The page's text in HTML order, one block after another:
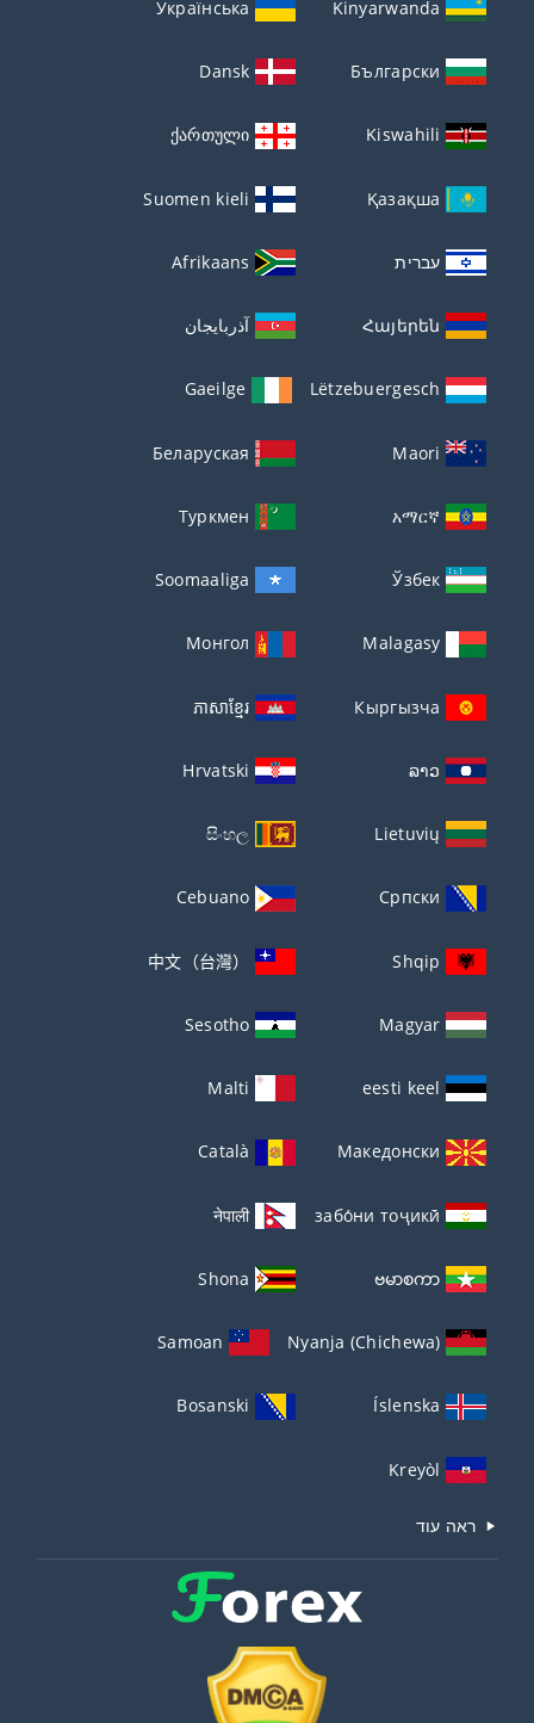
Kinyarwanda
Українська
Български
Dansk
Kiswahili
ქართული
Қазақша
Suomen kieli
עברית Afrikaans
Հայերեն آذربايجان
Lëtzebuergesch
Gaeilge
Maori
Беларуская
አማርኛ
Туркмен
Ўзбек
Soomaaliga
Malagasy
Монгол
Кыргызча
ភាសាខ្មែរ
ລາວ
Hrvatski
Lietuvių
සිංහල
Српски
Cebuano
Shqip
中文（台灣）
Magyar
Sesotho
eesti keel
Malti
Македонски
Català
забо́ни тоҷикӣ́
नेपाली
ဗမာစကာ
Shona
Nyanja (Chichewa)
Samoan
Íslenska
Bosanski
Kreyòl
ראה עוד